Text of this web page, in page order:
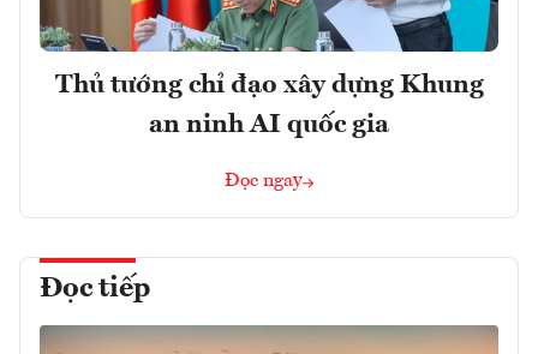
Thủ tướng chỉ đạo xây dựng Khung
an ninh AI quốc gia
Đọc ngay
Đọc tiếp